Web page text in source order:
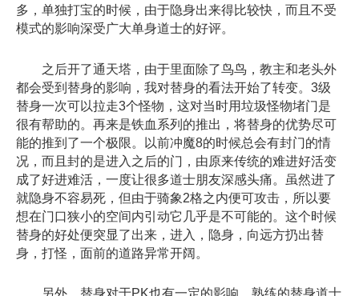
多，单独打宝的时候，由于隐身出来得比较快，而且不受
模式的影响深受广大单身道士的好评。
之后开了通天塔，由于里面除了鸟鸟，教主和老头外
都会受到替身的影响，我对替身的看法开始了转变。3级
替身一次可以拉走3个怪物，这对当时用垃圾怪物堵门是
很有帮助的。再来是铁血系列的推出，将替身的优势尽可
能的推到了一个极限。以前冲魔8的时候总会有封门的情
况，而且封的是进入之后的门，由原来传统的难进好活变
成了好进难活，一度让很多道士朋友深感头痛。虽然进了
就隐身不容易死，但由于骑象2格之内便可攻击，所以要
想在门口狭小的空间内引动它几乎是不可能的。这个时候
替身的好处便突显了出来，进入，隐身，向远方扔出替
身，打怪，面前的道路异常开阔。
另外，替身对于PK也有一定的影响，熟练的替身道士